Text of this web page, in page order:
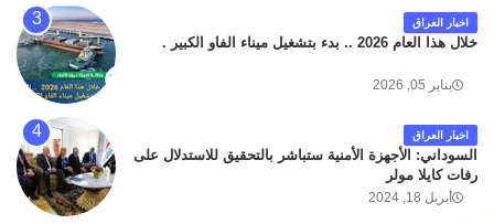
كان سبب الحادث يعود لتصادم عجلته مع عجلة نوع كيا بنكو
تابعة لشركة الهلال الماسكة لإعمار مطار البصرة الدولي .
سائلين الله عز وجل ان يتغمد الفقيد بواسع رحمته ، و انا
اخبار العراق
خلال هذا العام 2026 .. بدء بتشغيل ميناء الفاو الكبير .
يناير 05, 2026
اخبار العراق
السوداني: الأجهزة الأمنية ستباشر بالتحقيق للاستدلال على
رفات كايلا مولر
أبريل 18, 2024